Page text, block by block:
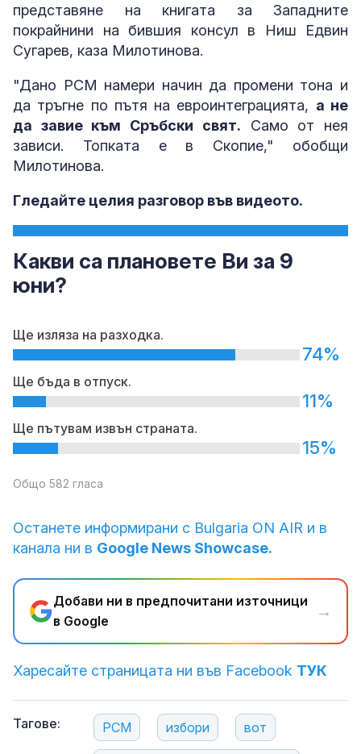
представяне на книгата за Западните
покрайнини на бившия консул в Ниш Едвин
Сугарев, каза Милотинова.
"Дано РСМ намери начин да промени тона и
да тръгне по пътя на евроинтеграцията, а не
да завие към Сръбски свят. Само от нея
зависи. Топката е в Скопие," обобщи
Милотинова.
Гледайте целия разговор във видеото.
Какви са плановете Ви за 9
юни?
Ще изляза на разходка.
74%
Ще бъда в отпуск.
11%
Ще пътувам извън страната.
15%
Общо 582 гласа
Останете информирани с Bulgaria ON AIR и в
канала ни в Google News Showcase.
Добави ни в предпочитани източници
в Google
→
Харесайте страницата ни във Facebook ТУК
Тагове: РСМ избори вот